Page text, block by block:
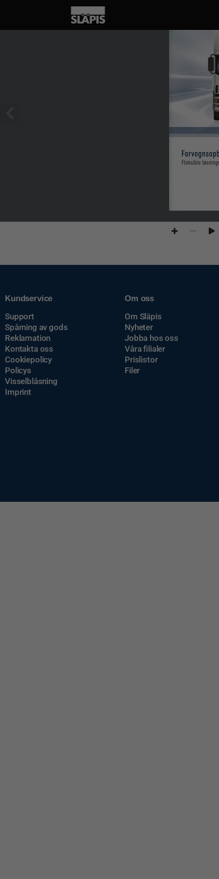
Fleksible
Kundservice
Support
Spårning av gods
Reklamation
Kontakta oss
Cookiepolicy
Policys
Visselblåsning
Imprint
Om oss
Om Släpis
Nyheter
Jobba hos oss
Våra filialer
Prislistor
Filer